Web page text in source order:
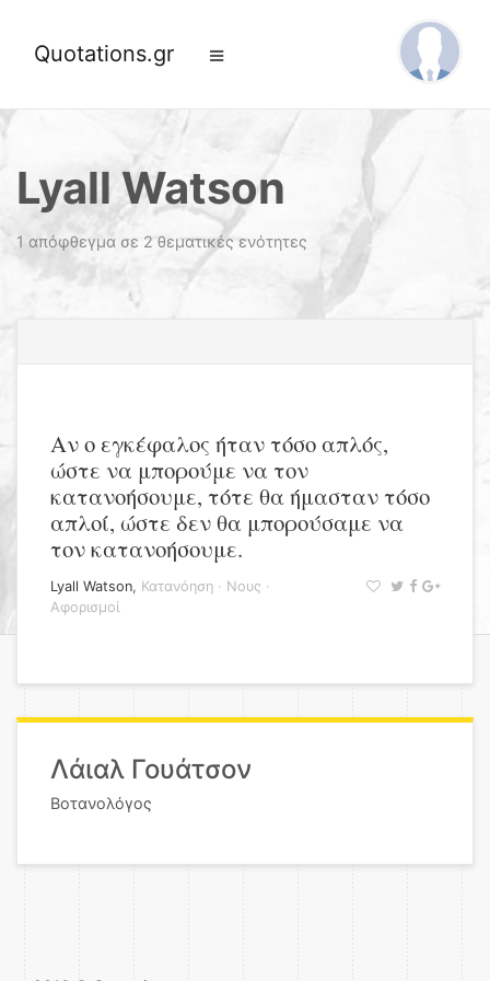
Quotations.gr
Lyall Watson
1 απόφθεγμα σε 2 θεματικές ενότητες
Αν ο εγκέφαλος ήταν τόσο απλός,
ώστε να μπορούμε να τον
κατανοήσουμε, τότε θα ήμασταν τόσο
απλοί, ώστε δεν θα μπορούσαμε να
τον κατανοήσουμε.
Lyall Watson, Κατανόηση · Νους ·
Αφορισμοί
Λάιαλ Γουάτσον
Βοτανολόγος